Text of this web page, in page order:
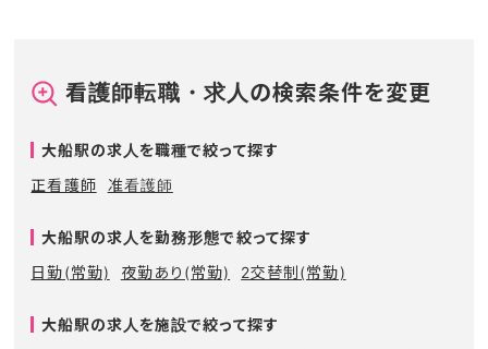
看護師転職・求人の検索条件を変更
大船駅の求人を職種で絞って探す
正看護師
准看護師
大船駅の求人を勤務形態で絞って探す
日勤(常勤)
夜勤あり(常勤) 2交替制(常勤)
大船駅の求人を施設で絞って探す